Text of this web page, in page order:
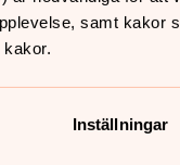
samt kakor
Inställningar
startar igen i